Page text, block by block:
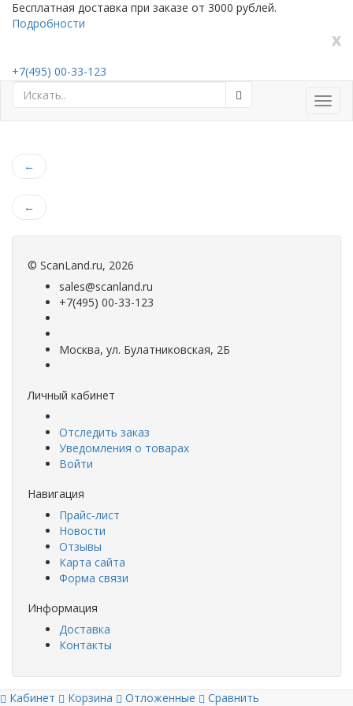
Бесплатная доставка при заказе от 3000 рублей.
Подробности
x
+7(495) 00-33-123
←
←
© ScanLand.ru, 2026
sales@scanland.ru
+7(495) 00-33-123
Москва, ул. Булатниковская, 2Б
Личный кабинет
Отследить заказ
Уведомления о товарах
Войти
Навигация
Прайс-лист
Новости
Отзывы
Карта сайта
Форма связи
Информация
Доставка
Контакты
Кабинет Корзина Отложенные Сравнить